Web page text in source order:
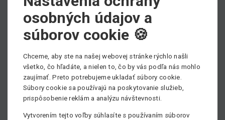
15.86 m
Min. stranový dosah
7.55 m
Min. nosnosť
454 kg
Pohon
Diesel
osobných údajov a
súborov cookie 🍪
Chceme, aby ste na našej webovej stránke rýchlo našli
všetko, čo hľadáte, a nielen to, čo by vás podľa nás mohlo
zaujímať. Preto potrebujeme ukladať súbory cookie.
Súbory cookie sa používajú na poskytovanie služieb,
prispôsobenie reklám a analýzu návštevnosti.
Vytvorením tejto voľby súhlasíte s používaním súborov